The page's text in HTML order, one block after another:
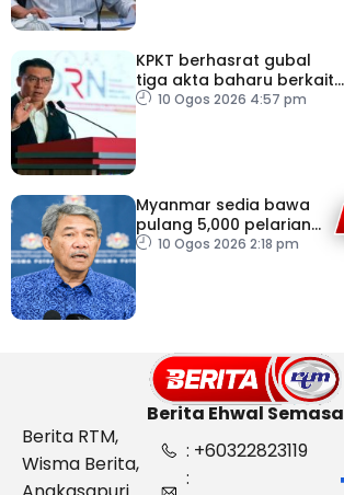
KPKT berhasrat gubal
tiga akta baharu berkait
perumahan
10 Ogos 2026 4:57 pm
Myanmar sedia bawa
pulang 5,000 pelarian
guna kapal
10 Ogos 2026 2:18 pm
Berita Ehwal Semasa
Berita RTM,
Wisma Berita,
: +60322823119
: